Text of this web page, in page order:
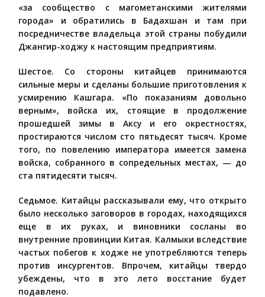
«за сообщество с магометанскими жителями
города» и обратились в Бадахшан и там при
посредничестве владельца этой страны побудили
Джангир-ходжу к настоящим предприятиям.
Шестое. Со стороны китайцев принимаются
сильные меры и сделаны большие приготовления к
усмирению Кашгара. «По показаниям довольно
верным», войска их, стоящие в продолжение
прошедшей зимы в Аксу и его окрестностях,
простираются числом сто пятьдесят тысяч. Кроме
того, по повелению императора имеется замена
войска, собранного в сопредельных местах, — до
ста пятидесяти тысяч.
Седьмое. Китайцы рассказывали ему, что открыто
было несколько заговоров в городах, находящихся
еще в их руках, и виновники сосланы во
внутренние провинции Китая. Калмыки вследствие
частых побегов к ходже не употребляются теперь
против инсургентов. Впрочем, китайцы твердо
убеждены, что в это лето восстание будет
подавлено.